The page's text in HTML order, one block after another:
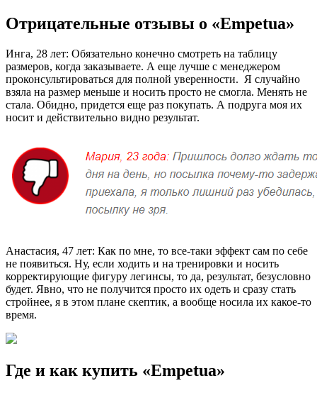
Отрицательные отзывы о «Empetua»
Инга, 28 лет: Обязательно конечно смотреть на таблицу
размеров, когда заказываете. А еще лучше с менеджером
проконсультироваться для полной уверенности. Я случайно
взяла на размер меньше и носить просто не смогла. Менять не
стала. Обидно, придется еще раз покупать. А подруга моя их
носит и действительно видно результат.
Анастасия, 47 лет: Как по мне, то все-таки эффект сам по себе
не появиться. Ну, если ходить и на тренировки и носить
корректирующие фигуру легинсы, то да, результат, безусловно
будет. Явно, что не получится просто их одеть и сразу стать
стройнее, я в этом плане скептик, а вообще носила их какое-то
время.
Где и как купить «Empetua»